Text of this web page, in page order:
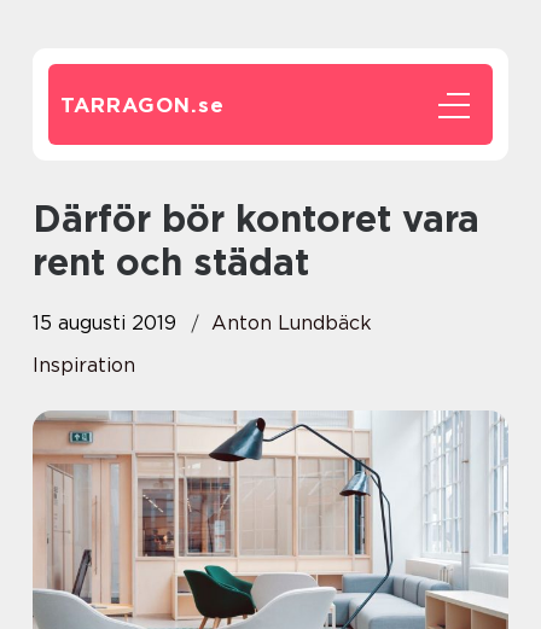
TARRAGON.se
Därför bör kontoret vara
rent och städat
15 augusti 2019
Anton Lundbäck
Inspiration